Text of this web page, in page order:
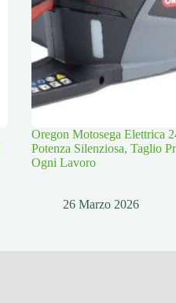
Oregon Motosega Elettrica
Potenza Silenziosa, Taglio
Ogni Lavoro
26 Marzo 2026